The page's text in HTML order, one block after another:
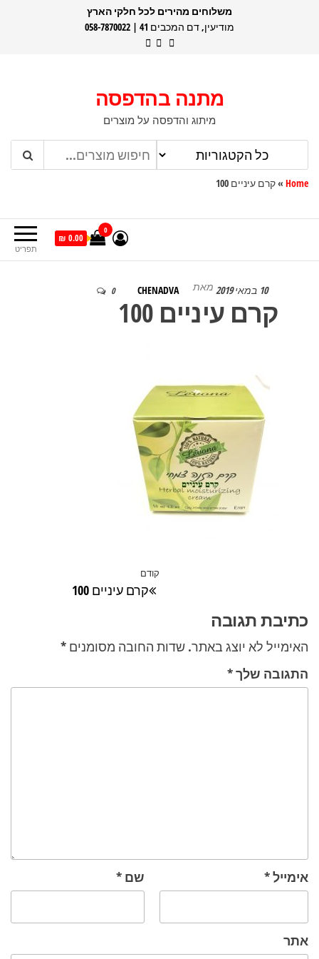
משלוחים מהירים לכל חלקי הארץ
מודיעין, דם המכבים 41 | 058-7870022
מתנה בהדפסה
מיתוג והדפסה על מוצרים
Home
»קרם עיניים 100
תפריט
0
0.00 ₪
10 במאי 2019 מאת CHENADVA
0
קרם עיניים 100
הפוסט
הקודם
קודם
קרם עיניים 100
כתיבת תגובה
האימייל לא יוצג באתר. שדות החובה מסומנים *
התגובה שלך*
שם * אימייל*
אתר